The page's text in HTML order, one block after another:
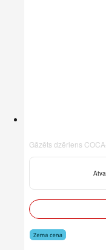
Gāzēts dzēriens